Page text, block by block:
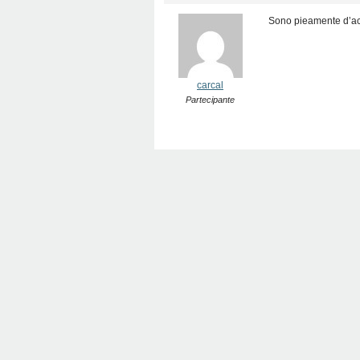
carcal
Partecipante
Sono pieamente